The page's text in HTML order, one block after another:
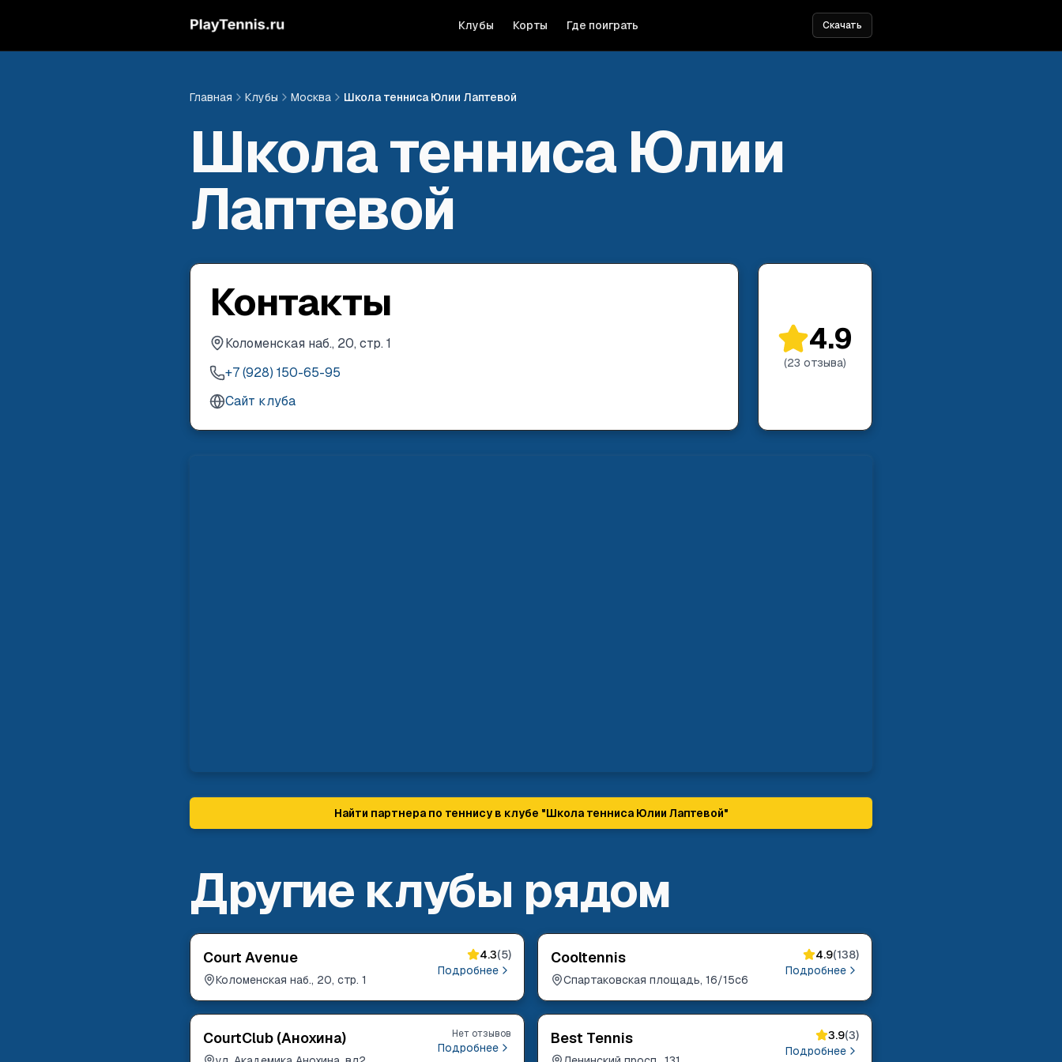
Клубы Корты Где поиграть Скачать
Главная Клубы Москва Школа тенниса Юлии Лаптевой
Школа тенниса Юлии
Лаптевой
Контакты
Коломенская наб., 20, стр. 1
+7 (928) 150-65-95
Сайт клуба
4.9
(23 отзыва)
Найти партнера по теннису в клубе "Школа тенниса Юлии Лаптевой"
Другие клубы рядом
Court Avenue
Коломенская наб., 20, стр. 1
4.3(5)
Подробнее
Cooltennis
Спартаковская площадь, 16/15с6
4.9(138)
Подробнее
CourtClub (Анохина) Нет отзывов
Подробнее
Best Tennis 3.9(3)
Подробнее